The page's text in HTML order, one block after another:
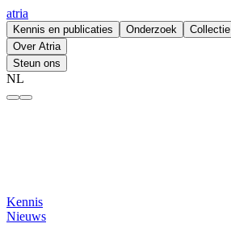
atria
Kennis en publicaties Onderzoek Collectie
Over Atria
Steun ons
NL
Kennis
Nieuws